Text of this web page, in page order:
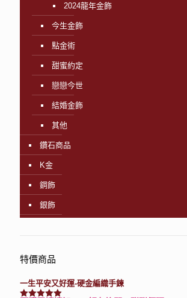
2024龍年金飾
今生金飾
點金術
甜蜜約定
戀戀今世
結婚金飾
其他
鑽石商品
K金
鋼飾
銀飾
特價商品
一生平安又好運-硬金編織手鍊